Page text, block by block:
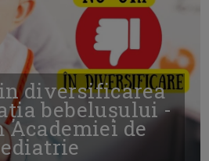
diversificarea
bebelușului -
Academiei de